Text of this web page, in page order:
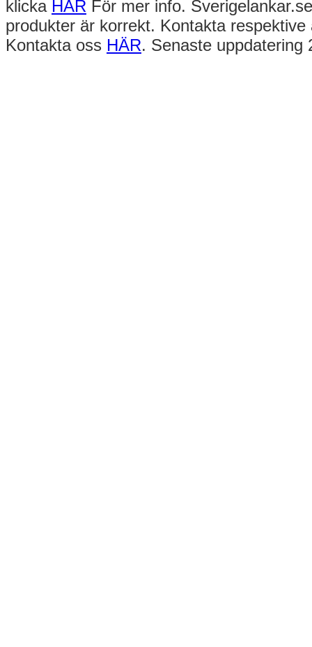
klicka HÄR För mer info.
produkter är korrekt. Kontakta
Kontakta oss HÄR. Senaste uppdatering